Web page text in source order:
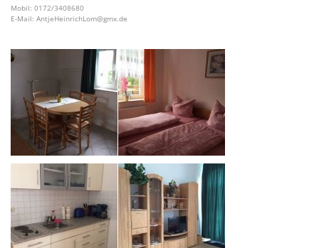
Mobil: 0172/3408680
E-Mail: AntjeHeinrichLom@gmx.de